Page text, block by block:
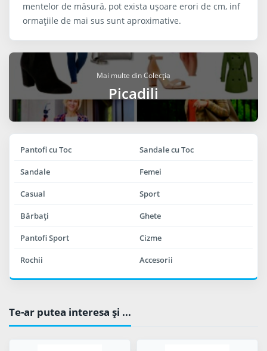
mentelor de măsură, pot exista ușoare erori de cm, inf
ormațiile de mai sus sunt aproximative.
Mai multe din Colecția
Picadili
Pantofi cu Toc Sandale cu Toc
Sandale Femei
Casual Sport
Bărbaţi Ghete
Pantofi Sport Cizme
Rochii Accesorii
Te-ar putea interesa şi ...